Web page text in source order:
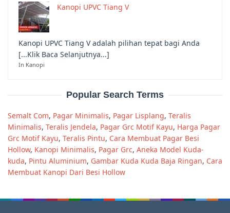
Kanopi UPVC Tiang V
Kanopi UPVC Tiang V adalah pilihan tepat bagi Anda
[...Klik Baca Selanjutnya...]
In Kanopi
Popular Search Terms
Semalt Com, Pagar Minimalis, Pagar Lisplang, Teralis
Minimalis, Teralis Jendela, Pagar Grc Motif Kayu, Harga Pagar
Grc Motif Kayu, Teralis Pintu, Cara Membuat Pagar Besi
Hollow, Kanopi Minimalis, Pagar Grc, Aneka Model Kuda-
kuda, Pintu Aluminium, Gambar Kuda Kuda Baja Ringan, Cara
Membuat Kanopi Dari Besi Hollow